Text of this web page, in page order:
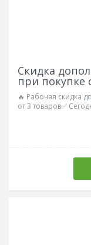
Скидка
при покупке
🔥 Рабочая скидка
от 3 товаров✅